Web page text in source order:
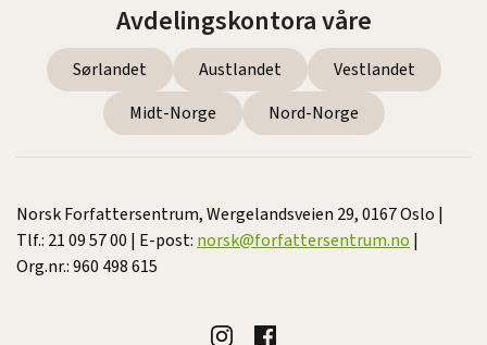
Avdelingskontora våre
Sørlandet Austlandet
Vestlandet
Midt-Norge
Nord-Norge
Norsk Forfattersentrum, Wergelandsveien 29, 0167 Oslo |
Tlf.: 21 09 57 00 | E-post: norsk@forfattersentrum.no |
Org.nr.: 960 498 615